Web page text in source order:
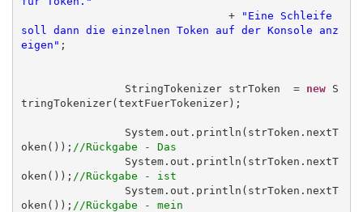
				+
"Eine Schleife
soll dann die einzelnen Token auf der Konsole anz
eigen" ;
		StringTokenizer strToken  =
new S
tringTokenizer(textFuerTokenizer);
oken()); //Rückgabe - Das
oken()); //Rückgabe - ist
oken()); //Rückgabe - mein